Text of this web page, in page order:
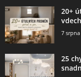
20+
7 srpna
25